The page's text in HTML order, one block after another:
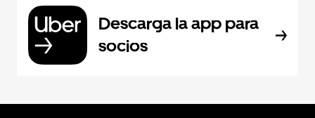
Descarga la app para
socios